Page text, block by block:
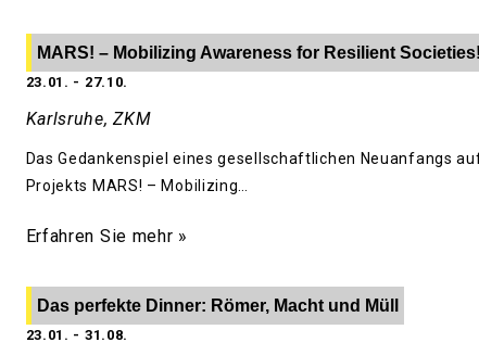
MARS! – Mobilizing Awareness for Resilient
23.01. - 27.10.
Karlsruhe, ZKM
Das Gedankenspiel eines gesellschaftlichen Neuanfangs
Projekts MARS! – Mobilizing…
Erfahren Sie mehr »
Das perfekte Dinner: Römer, Macht und Müll
23.01. - 31.08.